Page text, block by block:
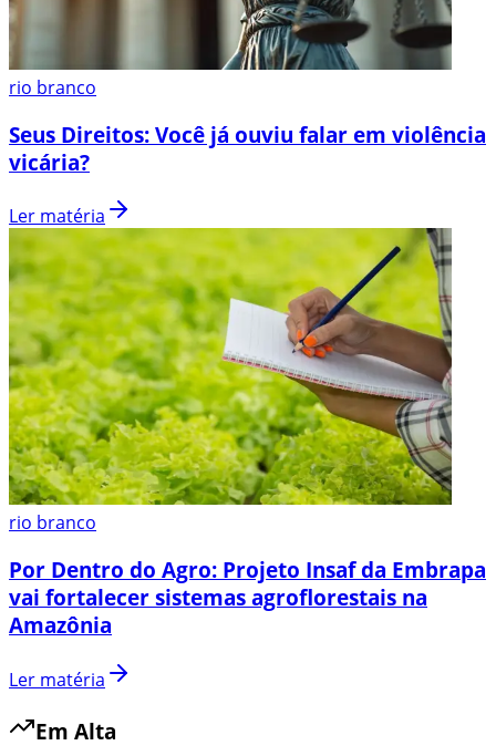
rio branco
Seus Direitos: Você já ouviu falar em violência
vicária?
Ler matéria
rio branco
Por Dentro do Agro: Projeto Insaf da Embrapa
vai fortalecer sistemas agroflorestais na
Amazônia
Ler matéria
Em Alta